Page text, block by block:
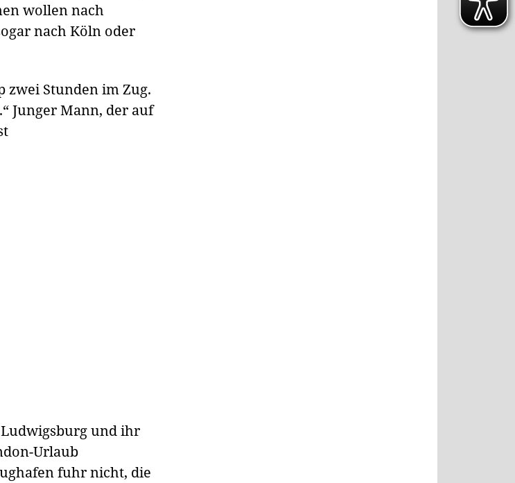
wollen nach
nach Köln oder
zwei Stunden im Zug.
Junger Mann, der auf
und ihr
Urlaub
fuhr nicht, die